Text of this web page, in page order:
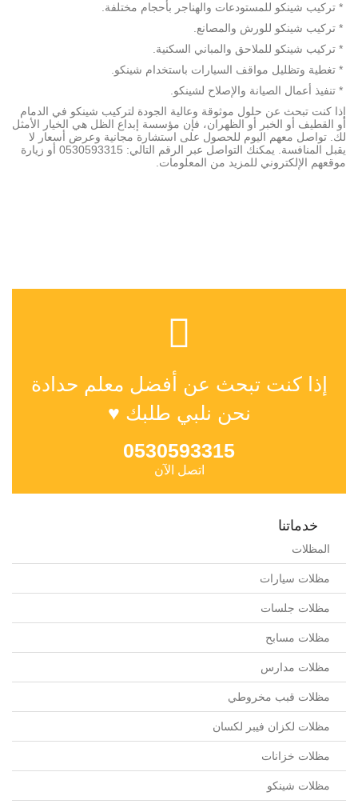
* تركيب شينكو للمستودعات والهناجر بأحجام مختلفة.
* تركيب شينكو للورش والمصانع.
* تركيب شينكو للملاحق والمباني السكنية.
* تغطية وتظليل مواقف السيارات باستخدام شينكو.
* تنفيذ أعمال الصيانة والإصلاح لشينكو.
إذا كنت تبحث عن حلول موثوقة وعالية الجودة لتركيب شينكو في الدمام
أو القطيف أو الخبر أو الظهران، فإن مؤسسة إبداع الظل هي الخيار الأمثل
لك. تواصل معهم اليوم للحصول على استشارة مجانية وعرض أسعار لا
يقبل المنافسة. يمكنك التواصل عبر الرقم التالي: 0530593315 أو زيارة
موقعهم الإلكتروني للمزيد من المعلومات.
إذا كنت تبحث عن أفضل معلم حدادة
نحن نلبي طلبك ♥
0530593315
اتصل الآن
خدماتنا
المظلات
مظلات سيارات
مظلات جلسات
مظلات مسابح
مظلات مدارس
مظلات قبب مخروطي
مظلات لكزان فيبر لكسان
مظلات خزانات
مظلات شينكو